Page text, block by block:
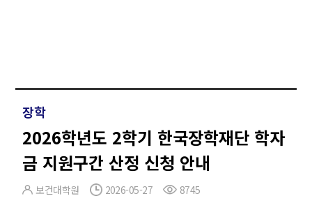
장학
2026학년도 2학기 한국장학재단 학자
금 지원구간 산정 신청 안내
보건대학원 2026-05-27 8745